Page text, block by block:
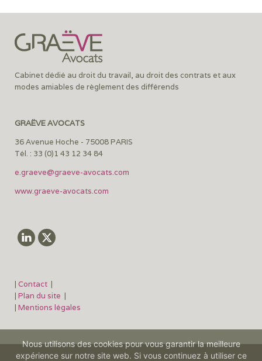
Cabinet dédié au droit du travail, au droit des contrats et aux
modes amiables de règlement des différends
GRAËVE AVOCATS
36 Avenue Hoche - 75008 PARIS
Tél. : 33 (0)1 43 12 34 84
e.graeve@graeve-avocats.com
www.graeve-avocats.com
| Contact |
| Plan du site |
| Mentions légales
Nous utilisons des cookies pour vous garantir la meilleure
expérience sur notre site web. Si vous continuez à utiliser ce